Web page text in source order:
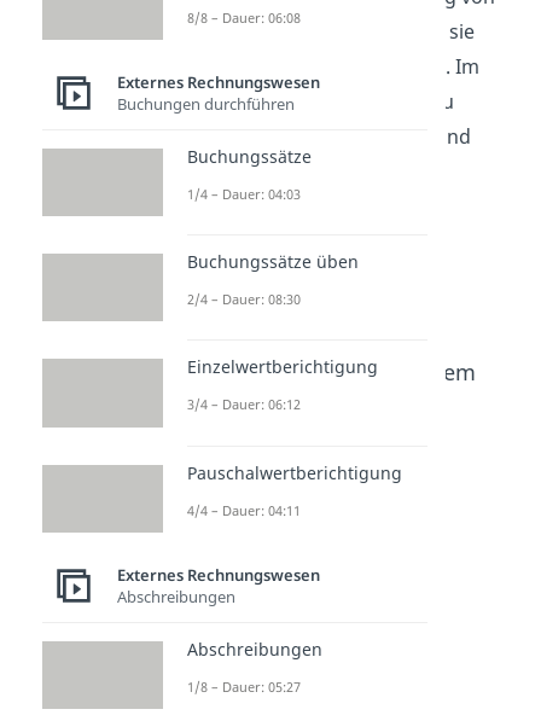
Gütern unterstützen und wie sie
wirtschaftlich erfasst werden. Im
Wirtschaftsbereich
findest du
passende Videos zu diesem und
verwandten Themen.
Beliebte Inhalte aus dem
Bereich
Rückstel
Verbindl
Dauer: 03:26
8/8 – Dauer: 06:08
Externes Rechnungswesen
Buchungen durchführen
Buchungssätze
1/4 – Dauer: 04:03
Buchungssätze üben
2/4 – Dauer: 08:30
Einzelwertberichtigung
3/4 – Dauer: 06:12
Pauschalwertberichtigung
4/4 – Dauer: 04:11
Externes Rechnungswesen
Abschreibungen
Abschreibungen
1/8 – Dauer: 05:27